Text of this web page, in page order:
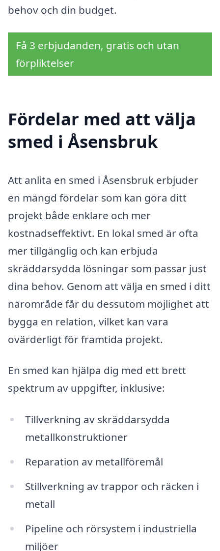
behov och din budget.
Få 3 erbjudanden, gratis och utan
förpliktelser
Fördelar med att välja
smed i Åsensbruk
Att anlita en smed i Åsensbruk erbjuder
en mängd fördelar som kan göra ditt
projekt både enklare och mer
kostnadseffektivt. En lokal smed är ofta
mer tillgänglig och kan erbjuda
skräddarsydda lösningar som passar just
dina behov. Genom att välja en smed i ditt
närområde får du dessutom möjlighet att
bygga en relation, vilket kan vara
ovärderligt för framtida projekt.
En smed kan hjälpa dig med ett brett
spektrum av uppgifter, inklusive:
Tillverkning av skräddarsydda
metallkonstruktioner
Reparation av metallföremål
Stillverkning av trappor och räcken i
metall
Pipeline och rörsystem i industriella
miljöer